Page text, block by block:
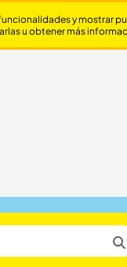
y mostrar
u obtener más